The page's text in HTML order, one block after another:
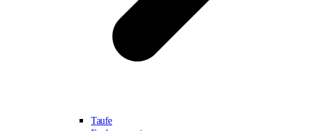
Taufe